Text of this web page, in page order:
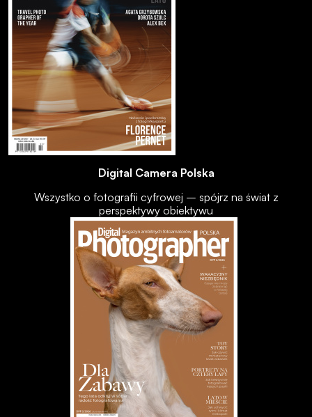
Digital Camera Polska
Wszystko o fotografii cyfrowej – spójrz na świat z
perspektywy obiektywu